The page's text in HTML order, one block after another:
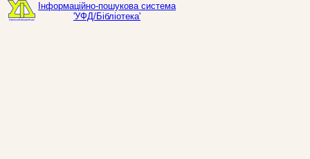
Інформаційно-пошукова система
'УФД/Бібліотека'